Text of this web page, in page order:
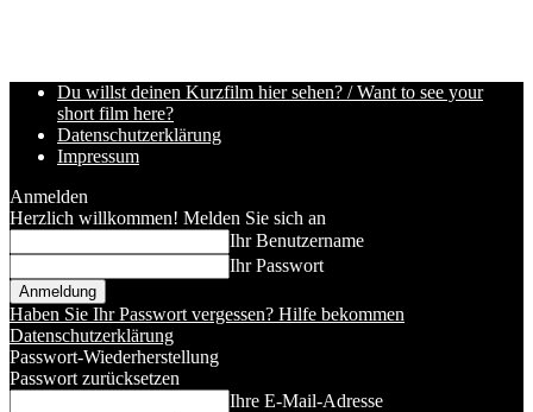
Du willst deinen Kurzfilm hier sehen? / Want to see your
short film here?
Datenschutzerklärung
Impressum
Anmelden
Herzlich willkommen! Melden Sie sich an
Ihr Benutzername
Ihr Passwort
Haben Sie Ihr Passwort vergessen? Hilfe bekommen
Datenschutzerklärung
Passwort-Wiederherstellung
Passwort zurücksetzen
Ihre E-Mail-Adresse